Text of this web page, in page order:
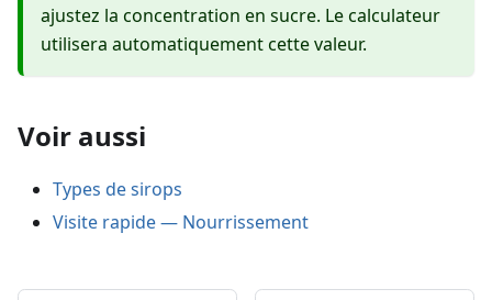
ajustez la concentration en sucre. Le calculateur
utilisera automatiquement cette valeur.
Voir aussi
Types de sirops
Visite rapide — Nourrissement